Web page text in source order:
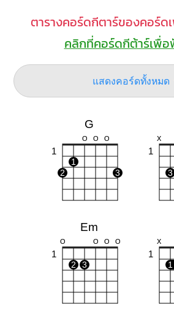
ตารางคอร์ดกีตาร์ของคอร์ด
คลิกที่คอร์ดกีต้าร์เพื่อ
แสดงคอร์ดทั้งหมด
G
O O O
1
1
2
3
X
1
3
Em
O O O O
1
2 3
X
1
1